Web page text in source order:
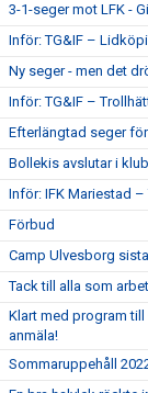
3-1-seger mot LFK -
Inför: TG&IF –
Ny seger - men det
Inför: TG&IF –
Efterlängtad seger
Bollekis avslutar i
Inför: IFK Mariestad –
Förbud
Camp Ulvesborg
Tack till alla som
Klart med program
anmäla!
Sommaruppehåll